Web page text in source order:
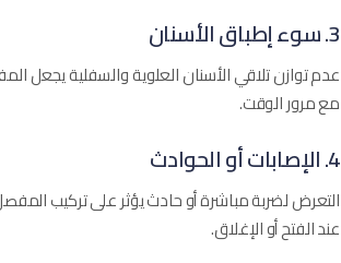
3. سوء إطباق الأسنان
عدم توازن تلاقي الأسنان العلوية والسفلية يجعل
مع مرور الوقت.
4. الإصابات أو الحوادث
التعرض لضربة مباشرة أو حادث يؤثر على تركيب
عند الفتح أو الإغلاق.